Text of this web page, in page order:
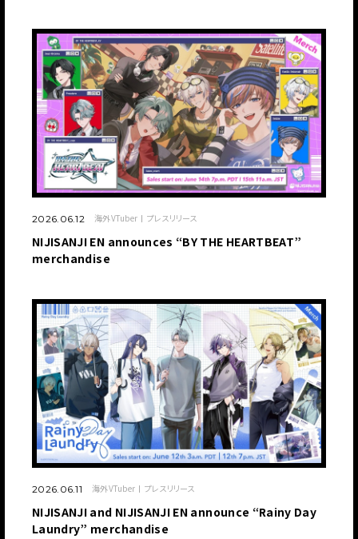
2026.06.12 海外VTuber プレスリリース
NIJISANJI EN announces “BY THE HEARTBEAT”
merchandise
2026.06.11 海外VTuber プレスリリース
NIJISANJI and NIJISANJI EN announce “Rainy Day
Laundry” merchandise